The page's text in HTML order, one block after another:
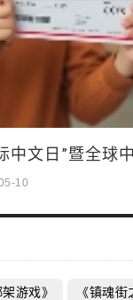
中文日”暨全球
10
架游戏》 《镇魂街